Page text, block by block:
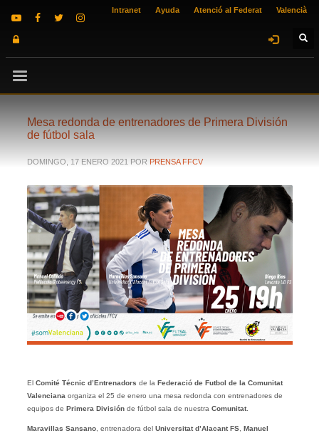
Intranet Ayuda Atenció al Federat Valencià
Mesa redonda de entrenadores de Primera División
de fútbol sala
DOMINGO, 17 ENERO 2021 POR PRENSA FFCV
El Comité Técnic d’Entrenadors de la Federació de Futbol de la Comunitat
Valenciana organiza el 25 de enero una mesa redonda con entrenadores de
equipos de Primera Divisiónde fútbol sala de nuestra Comunitat.
Maravillas Sansano, entrenadora del Universitat d’Alacant FS, Manuel